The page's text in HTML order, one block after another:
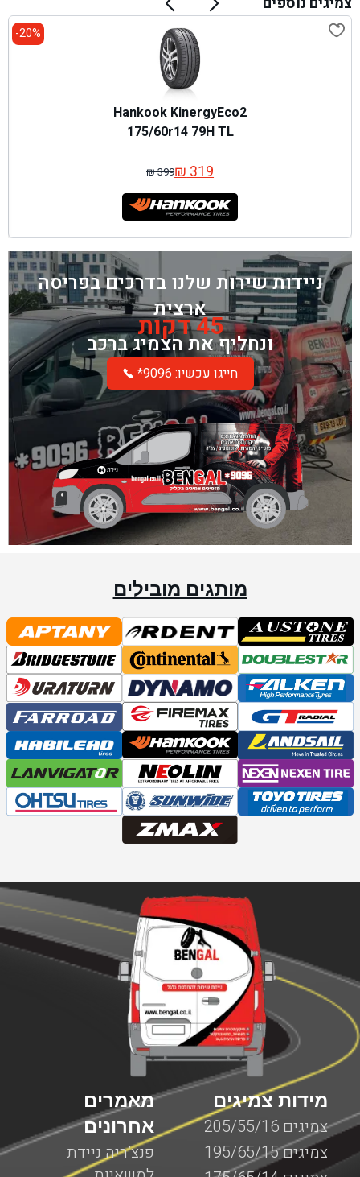
20%-
Hankook KinergyEco2
175/60r14 79H TL
₪399
המחיר
המקורי
היה:
₪ 399.
₪319 המחיר
הנוכחי
הוא:
₪ 319.
ניידות שירות שלנו בדרכים בפריסה
ארצית
45 דקות
ונחליף את הצמיג ברכב
*חייגו עכשיו: 9096
מותגים מובילים
מאמרים
אחרונים
פנצ’ריה ניידת
מידות צמיגים
צמיגים 205/55/16
צמיגים 195/65/15